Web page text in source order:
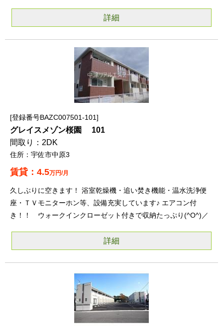
詳細
登録番号BAZC007501-101
グレイスメゾン桜園 101
2DK
宇佐市中原3
4.5万円/月
久しぶりに空きます！ 浴室乾燥機・追い焚き機能・温水洗浄便
座・ＴＶモニターホン等、設備充実しています♪ エアコン付
き！！ ウォークインクローゼット付きで収納たっぷり(^O^)／
詳細